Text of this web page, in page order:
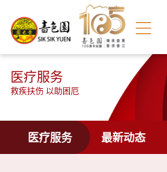
医疗服务
救疾扶伤 以助困厄
医疗服务 最新动态